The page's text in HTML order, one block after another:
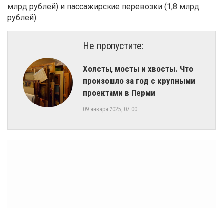
млрд рублей) и пассажирские перевозки (1,8 млрд
рублей).
Не пропустите:
Холсты, мосты и хвосты. Что
произошло за год с крупными
проектами в Перми
09 января 2025, 07:00